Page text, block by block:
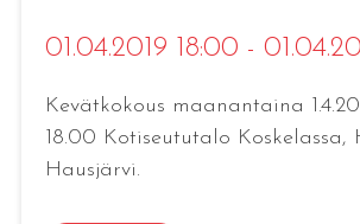
01.04.2019 18:00 -
Kevätkokous maanantaina
18.00 Kotiseututalo Koskelassa,
Hausjärvi.